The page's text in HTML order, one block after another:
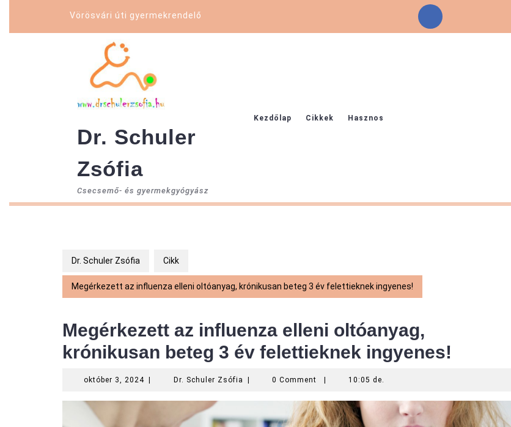
content
Vörösvári úti gyermekrendelő
Facebook
Dr. Schuler
Zsófia
Csecsemő- és gyermekgyógyász
Kezdőlap Cikkek Hasznos
Dr. Schuler Zsófia Cikk
Megérkezett az influenza elleni oltóanyag, krónikusan beteg 3 év felettieknek ingyenes!
Megérkezett az influenza elleni oltóanyag,
krónikusan beteg 3 év felettieknek ingyenes!
október 3, 2024október
2024
Dr. Schuler Zsófia Dr.
Zsófia
0 Comment 10:05 de.